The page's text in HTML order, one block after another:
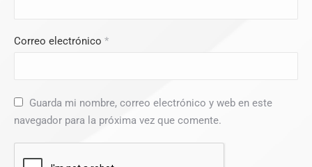
Correo electrónico *
Guarda mi nombre, correo electrónico y web en este
navegador para la próxima vez que comente.